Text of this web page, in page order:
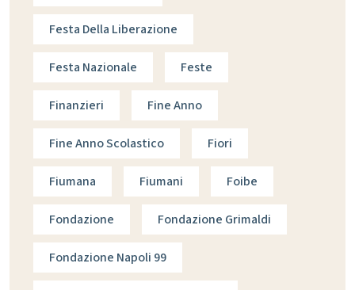
Festa Della Liberazione
Festa Nazionale Feste
Finanzieri Fine Anno
Fine Anno Scolastico Fiori
Fiumana Fiumani Foibe
Fondazione Fondazione Grimaldi
Fondazione Napoli 99